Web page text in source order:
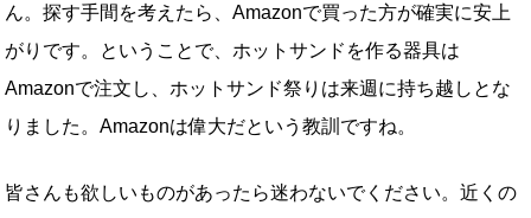
ん。探す手間を考えたら、Amazonで買った方が確実に安上
がりです。ということで、ホットサンドを作る器具は
Amazonで注文し、ホットサンド祭りは来週に持ち越しとな
りました。Amazonは偉大だという教訓ですね。
皆さんも欲しいものがあったら迷わないでください。近くの